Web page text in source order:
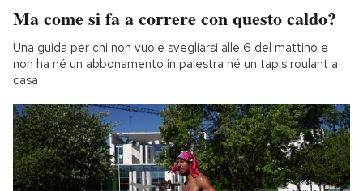
Ma come si fa a correre con questo caldo?
Una guida per chi non vuole svegliarsi alle 6 del mattino e
non ha né un abbonamento in palestra né un tapis roulant a
casa